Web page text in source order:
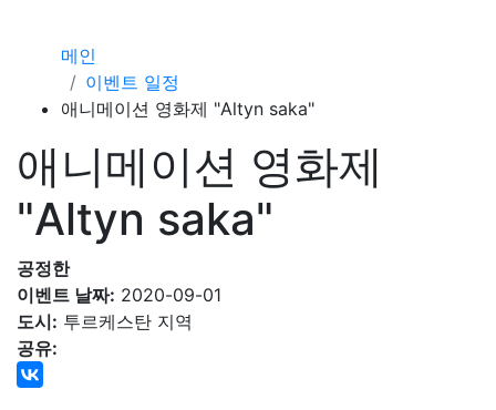
메인
이벤트 일정
애니메이션 영화제 "Altyn saka"
애니메이션 영화제
"Altyn saka"
공정한
이벤트 날짜: 2020-09-01
도시: 투르케스탄 지역
공유: